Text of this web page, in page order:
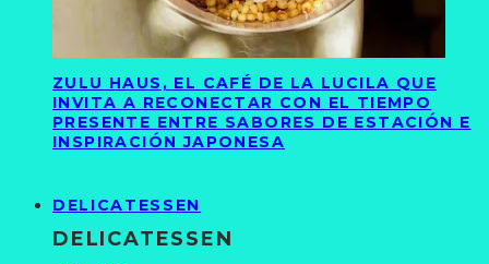
ZULU HAUS, EL CAFÉ DE LA LUCILA QUE
INVITA A RECONECTAR CON EL TIEMPO
PRESENTE ENTRE SABORES DE ESTACIÓN E
INSPIRACIÓN JAPONESA
DELICATESSEN
DELICATESSEN